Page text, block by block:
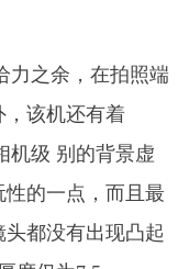
力之余，在拍照端
，该机还有着
机级 别的背景虚
的一点，而且最
都没有出现凸起